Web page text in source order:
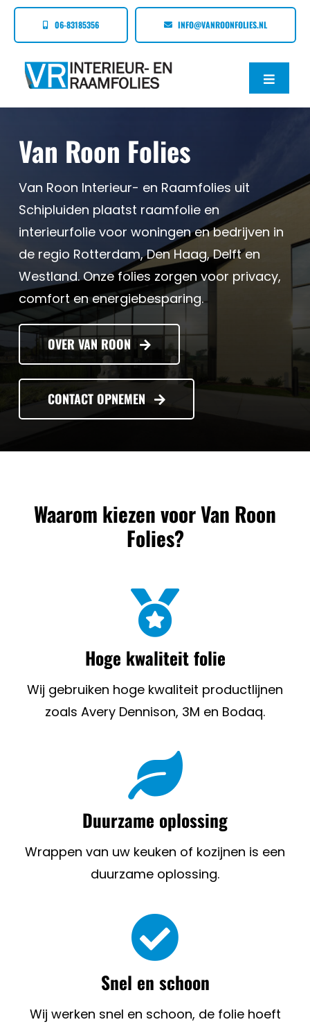
Ga
06-83185356 INFO@VANROONFOLIES.NL
Toggle
Over Van Roon Folies
Diensten
Nieuws
Contact
Van Roon Folies
Van Roon Interieur- en Raamfolies uit
Schipluiden plaatst raamfolie en
interieurfolie voor woningen en bedrijven in
de regio Rotterdam, Den Haag, Delft en
Westland. Onze folies zorgen voor privacy,
comfort en energiebesparing.
OVER VAN ROON
CONTACT OPNEMEN
Waarom kiezen voor Van Roon
Folies?
Hoge kwaliteit folie
Wij gebruiken hoge kwaliteit productlijnen
zoals Avery Dennison, 3M en Bodaq.
Duurzame oplossing
Wrappen van uw keuken of kozijnen is een
duurzame oplossing.
Snel en schoon
Wij werken snel en schoon, de folie hoeft